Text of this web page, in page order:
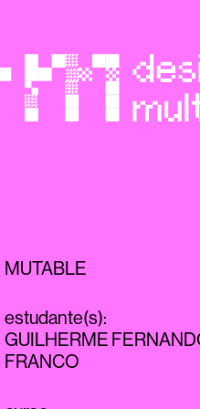
MUTABLE
estudante(s):
GUILHERME
FRANCO